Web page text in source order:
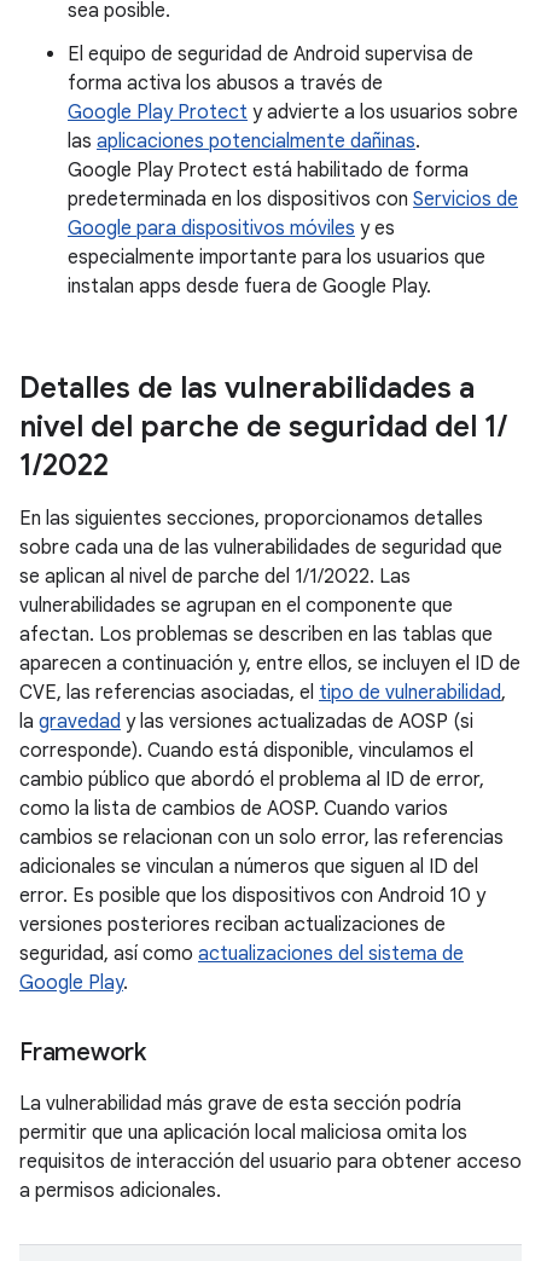
sea posible.
El equipo de seguridad de Android supervisa de
forma activa los abusos a través de
Google Play Protect y advierte a los usuarios sobre
las aplicaciones potencialmente dañinas.
Google Play Protect está habilitado de forma
predeterminada en los dispositivos con Servicios de
Google para dispositivos móviles y es
especialmente importante para los usuarios que
instalan apps desde fuera de Google Play.
Detalles de las vulnerabilidades a
nivel del parche de seguridad del 1/
1/2022
En las siguientes secciones, proporcionamos detalles
sobre cada una de las vulnerabilidades de seguridad que
se aplican al nivel de parche del 1/1/2022. Las
vulnerabilidades se agrupan en el componente que
afectan. Los problemas se describen en las tablas que
aparecen a continuación y, entre ellos, se incluyen el ID de
CVE, las referencias asociadas, el tipo de vulnerabilidad,
la gravedad y las versiones actualizadas de AOSP (si
corresponde). Cuando está disponible, vinculamos el
cambio público que abordó el problema al ID de error,
como la lista de cambios de AOSP. Cuando varios
cambios se relacionan con un solo error, las referencias
adicionales se vinculan a números que siguen al ID del
error. Es posible que los dispositivos con Android 10 y
versiones posteriores reciban actualizaciones de
seguridad, así como actualizaciones del sistema de
Google Play.
Framework
La vulnerabilidad más grave de esta sección podría
permitir que una aplicación local maliciosa omita los
requisitos de interacción del usuario para obtener acceso
a permisos adicionales.